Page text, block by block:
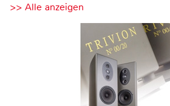
>> Alle anzeigen